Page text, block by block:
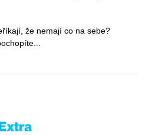
že nemají co na sebe?